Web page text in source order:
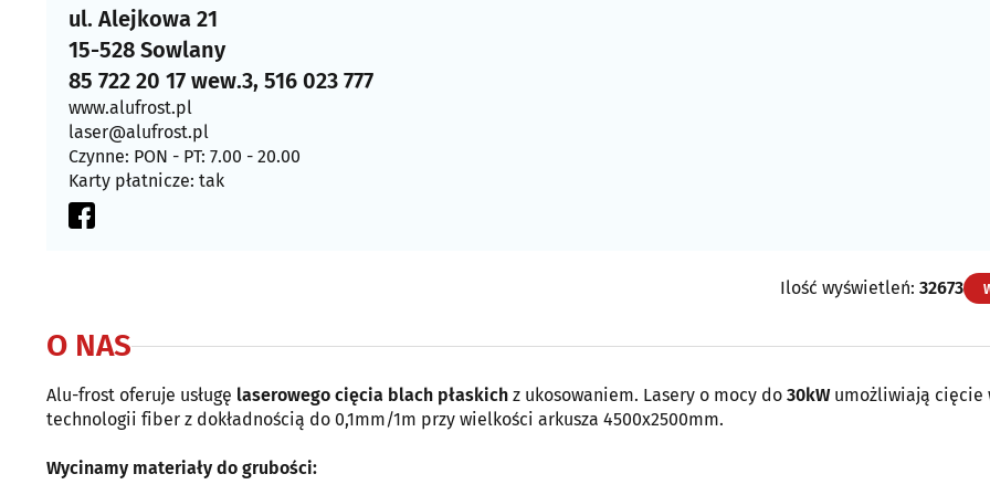
ul. Alejkowa 21
15-528 Sowlany
85 722 20 17 wew.3, 516 023 777
www.alufrost.pl
laser@alufrost.pl
Czynne: PON - PT: 7.00 - 20.00
Karty płatnicze: tak
Ilość wyświetleń: 32673
O NAS
Alu-frost oferuje usługę laserowego cięcia blach płaskich z ukosowaniem. Lasery o mocy do 30kWumożliwiają cięcie
technologii fiber z dokładnością do 0,1mm/1m przy wielkości arkusza 4500x2500mm.
Wycinamy materiały do grubości: